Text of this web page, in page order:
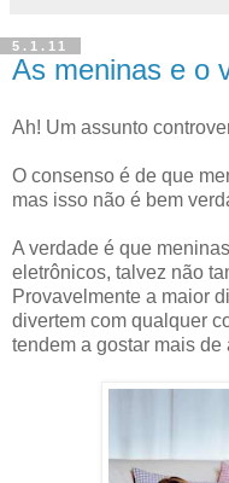
5.1.11
As meninas e o
Ah! Um assunto
O consenso é de que
mas isso não é bem
A verdade é que
eletrônicos, talvez não
Provavelmente a maior
divertem com qualquer
tendem a gostar mais